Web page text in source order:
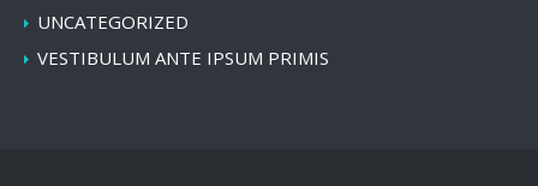
UNCATEGORIZED
VESTIBULUM ANTE IPSUM PRIMIS